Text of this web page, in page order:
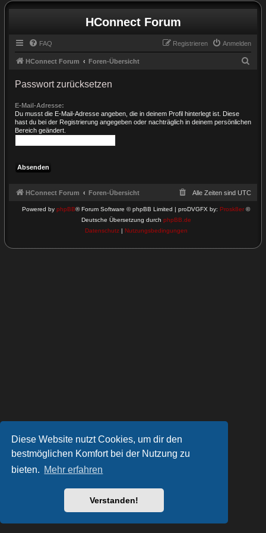
Diese Website nutzt Cookies, um dir den
bestmöglichen Komfort bei der Nutzung zu
bieten. Mehr erfahren
Verstanden!
HConnect Forum
FAQ Anmelden
Registrieren
HConnect Forum Foren-Übersicht
Passwort zurücksetzen
E-Mail-Adresse:
Du musst die E-Mail-Adresse angeben, die in deinem Profil hinterlegt ist. Diese
hast du bei der Registrierung angegeben oder nachträglich in deinem persönlichen
Bereich geändert.
HConnect Forum Foren-Übersicht Alle Zeiten sind UTC
Powered by phpBB® Forum Software © phpBB Limited | proDVGFX by: Prosk8er ©
Deutsche Übersetzung durch phpBB.de
Datenschutz| Nutzungsbedingungen